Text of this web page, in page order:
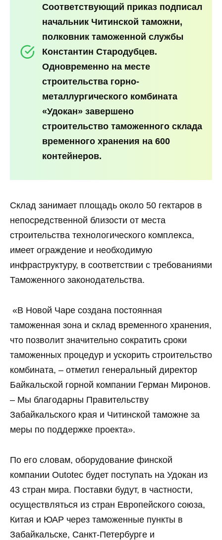
Соответствующий приказ подписал
начальник Читинской таможни,
полковник таможенной службы
Константин Стародубцев.
Одновременно на месте
строительства горно-
металлургического комбината
«Удокан» завершено
строительство таможенного склада
временного хранения на 600
контейнеров.
Склад занимает площадь около 50 гектаров в
непосредственной близости от места
строительства технологического комплекса,
имеет ограждение и необходимую
инфраструктуру, в соответствии с требованиями
Таможенного законодательства.
«В Новой Чаре создана постоянная
таможенная зона и склад временного хранения,
что позволит значительно сократить сроки
таможенных процедур и ускорить строительство
комбината, – отметил генеральный директор
Байкальской горной компании Герман Миронов.
– Мы благодарны Правительству
Забайкальского края и Читинской таможне за
меры по поддержке проекта».
По его словам, оборудование финской
компании Outotec будет поступать на Удокан из
43 стран мира. Поставки будут, в частности,
осуществляться из стран Европейского союза,
Китая и ЮАР через таможенные пункты в
Забайкальске, Санкт-Петербурге и